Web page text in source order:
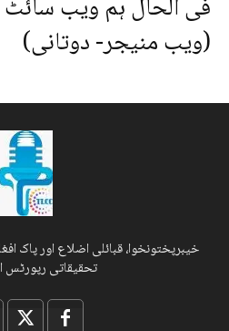
فی الحال ہم ویب سائٹ
(ویب منیجر- دوتانی)
خیبرپختونخوا، قبائلی اضلاع اور
تحقیقاتی رپورٹس